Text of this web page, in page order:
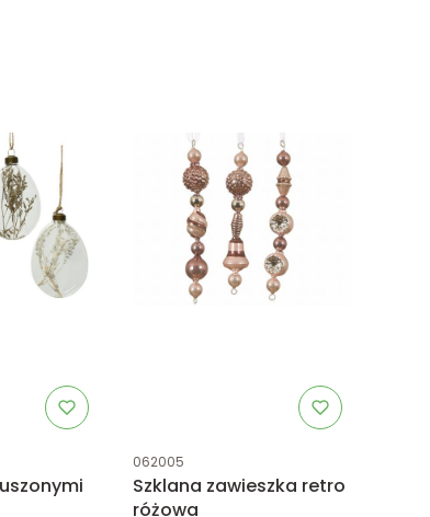
Kod produktu
062005
Szklana zawieszka retro
różowa